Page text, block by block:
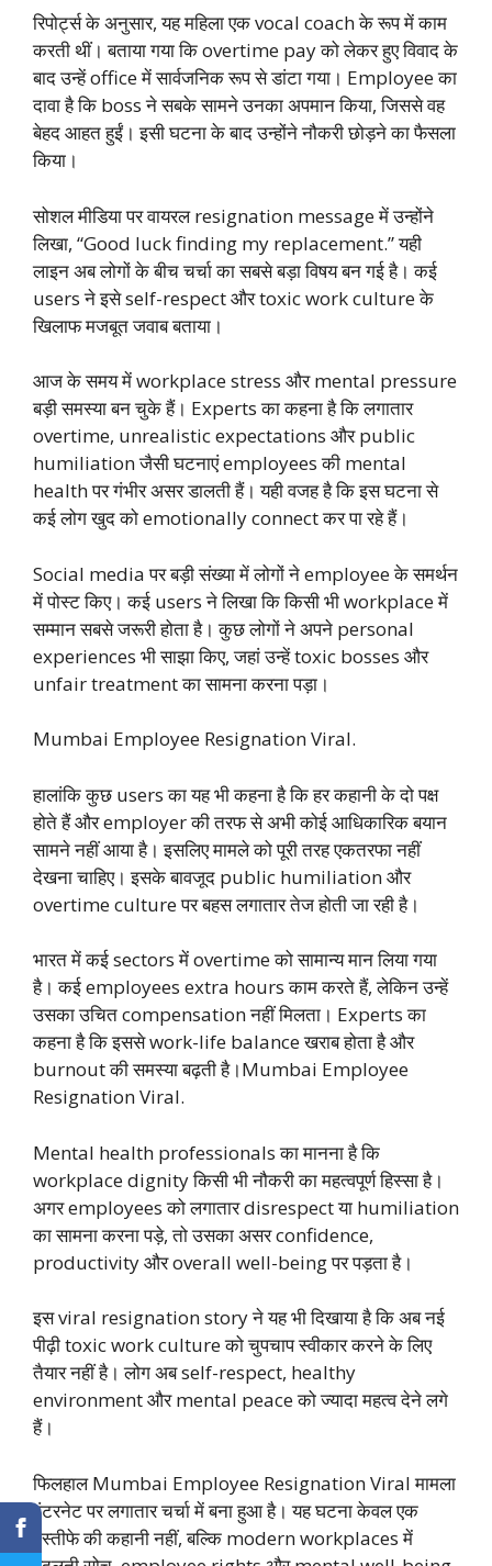
रिपोर्ट्स के अनुसार, यह महिला एक vocal coach के रूप में काम
करती थीं। बताया गया कि overtime pay को लेकर हुए विवाद के
बाद उन्हें office में सार्वजनिक रूप से डांटा गया। Employee का
दावा है कि boss ने सबके सामने उनका अपमान किया, जिससे वह
बेहद आहत हुईं। इसी घटना के बाद उन्होंने नौकरी छोड़ने का फैसला
किया।
सोशल मीडिया पर वायरल resignation message में उन्होंने
लिखा, “Good luck finding my replacement.” यही
लाइन अब लोगों के बीच चर्चा का सबसे बड़ा विषय बन गई है। कई
users ने इसे self-respect और toxic work culture के
खिलाफ मजबूत जवाब बताया।
आज के समय में workplace stress और mental pressure
बड़ी समस्या बन चुके हैं। Experts का कहना है कि लगातार
overtime, unrealistic expectations और public
humiliation जैसी घटनाएं employees की mental
health पर गंभीर असर डालती हैं। यही वजह है कि इस घटना से
कई लोग खुद को emotionally connect कर पा रहे हैं।
Social media पर बड़ी संख्या में लोगों ने employee के समर्थन
में पोस्ट किए। कई users ने लिखा कि किसी भी workplace में
सम्मान सबसे जरूरी होता है। कुछ लोगों ने अपने personal
experiences भी साझा किए, जहां उन्हें toxic bosses और
unfair treatment का सामना करना पड़ा।
Mumbai Employee Resignation Viral.
हालांकि कुछ users का यह भी कहना है कि हर कहानी के दो पक्ष
होते हैं और employer की तरफ से अभी कोई आधिकारिक बयान
सामने नहीं आया है। इसलिए मामले को पूरी तरह एकतरफा नहीं
देखना चाहिए। इसके बावजूद public humiliation और
overtime culture पर बहस लगातार तेज होती जा रही है।
भारत में कई sectors में overtime को सामान्य मान लिया गया
है। कई employees extra hours काम करते हैं, लेकिन उन्हें
उसका उचित compensation नहीं मिलता। Experts का
कहना है कि इससे work-life balance खराब होता है और
burnout की समस्या बढ़ती है।Mumbai Employee
Resignation Viral.
Mental health professionals का मानना है कि
workplace dignity किसी भी नौकरी का महत्वपूर्ण हिस्सा है।
अगर employees को लगातार disrespect या humiliation
का सामना करना पड़े, तो उसका असर confidence,
productivity और overall well-being पर पड़ता है।
इस viral resignation story ने यह भी दिखाया है कि अब नई
पीढ़ी toxic work culture को चुपचाप स्वीकार करने के लिए
तैयार नहीं है। लोग अब self-respect, healthy
environment और mental peace को ज्यादा महत्व देने लगे
हैं।
फिलहाल Mumbai Employee Resignation Viral मामला
इंटरनेट पर लगातार चर्चा में बना हुआ है। यह घटना केवल एक
इस्तीफे की कहानी नहीं, बल्कि modern workplaces में